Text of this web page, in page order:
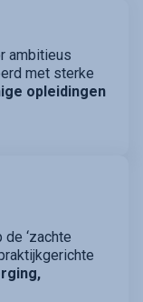
ambitieus
met sterke
opleidingen
‘zachte